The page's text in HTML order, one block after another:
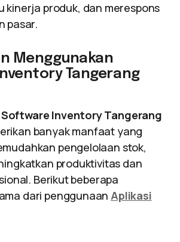
kinerja produk, dan merespons
pasar.
Menggunakan
Tangerang
Software Inventory Tangerang
banyak manfaat yang
pengelolaan stok,
produktivitas dan
Berikut beberapa
dari penggunaan Aplikasi